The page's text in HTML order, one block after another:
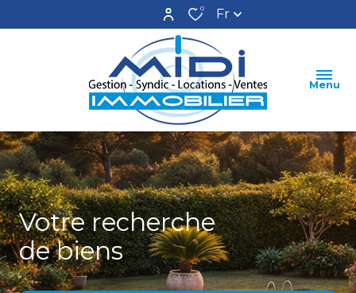
0 Fr
Menu
Votre recherche
de biens